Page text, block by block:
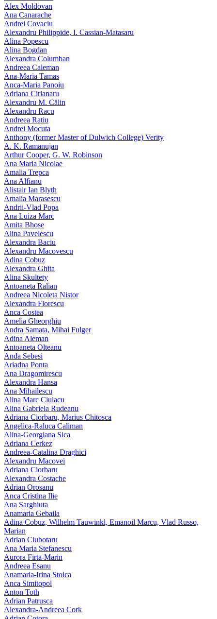
Alex Moldovan
Ana Canarache
Andrei Covaciu
Alexandru Philippide, I. Cassian‑Matasaru
Alina Popescu
Alina Bogdan
Alexandra Columban
Andreea Caleman
Ana-Maria Tamas
Anca-Maria Panoiu
Adriana Cirlanaru
Alexandru M. Călin
Alexandru Racu
Andreea Ratiu
Andrei Mocuta
Anthony (former Master of Dulwich College) Verity
A. K. Ramanujan
Arthur Cooper, G. W. Robinson
Ana Maria Nicolae
Amalia Trepca
Ana Alfianu
Alistair Ian Blyth
Amalia Marasescu
Andrii-Vlad Popa
Ana Luiza Marc
Amita Bhose
Alina Pavelescu
Alexandra Baciu
Alexandru Macovescu
Adina Cobuz
Alexandra Ghita
Alina Skultety
Antoaneta Ralian
Andreea Nicoleta Nistor
Alexandra Florescu
Anca Costea
Amelia Gheorghiu
Andra Samata, Mihai Fulger
Adina Aleman
Antoaneta Olteanu
Anda Sebesi
Ariadna Ponta
Ana Dragomirescu
Alexandra Hansa
Ana Mihailescu
Alina Marc Ciulacu
Alina Gabriela Rudeanu
Adriana Ciorbaru, Marius Chitosca
Angelica-Raluca Caliman
Alina-Georgiana Sica
Adriana Cerkez
Andreea-Catalina Draghici
Alexandru Macovei
Adriana Ciorbaru
Alexandra Costache
Adrian Orosanu
Anca Cristina Ilie
Ana Sarghiuta
Anamaria Gebaila
Adina Cobuz, Wilhelm Tauwinkl, Emanoil Marcu, Vlad Russo,
Marian
Adrian Ciubotaru
Ana Maria Stefanescu
Aurora Firta-Marin
Andreea Esanu
Anamaria-Irina Stoica
Anca Simitopol
Anton Toth
Adrian Patrusca
Alexandra-Andreea Cork